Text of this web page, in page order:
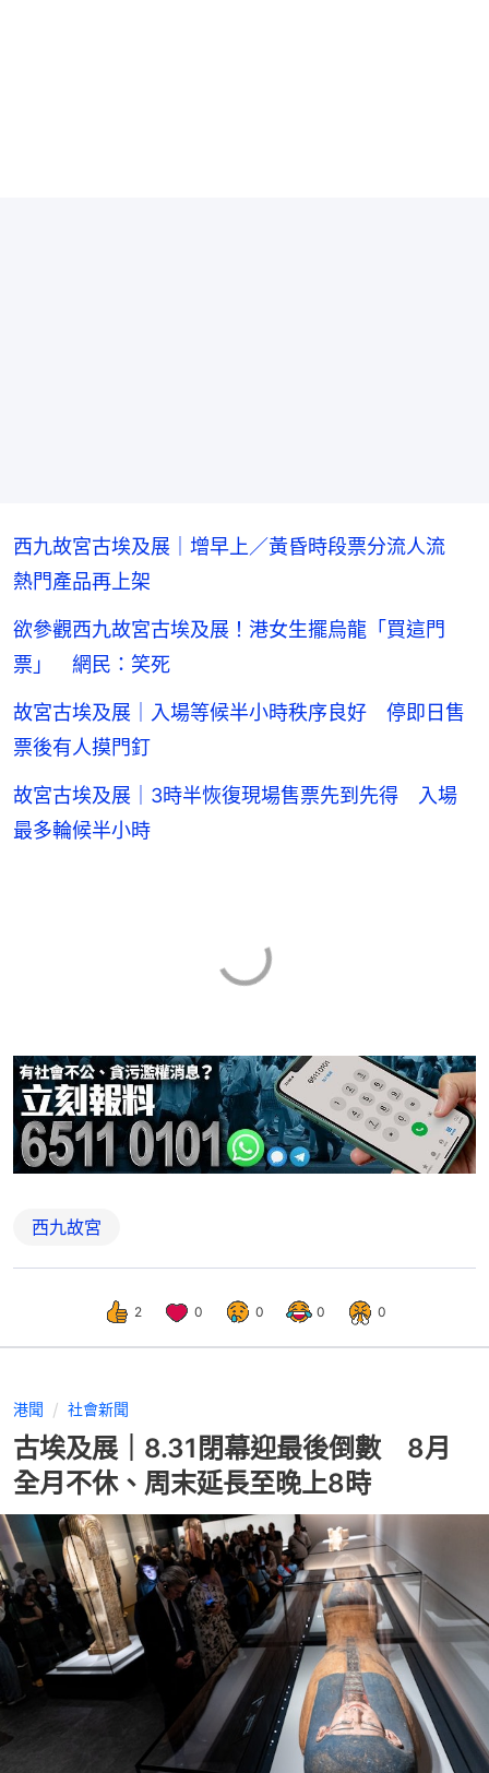
西九故宮古埃及展｜增早上／黃昏時段票分流人流
熱門產品再上架
欲參觀西九故宮古埃及展！港女生擺烏龍「買這門
票」 網民：笑死
故宮古埃及展｜入場等候半小時秩序良好 停即日售
票後有人摸門釘
故宮古埃及展｜3時半恢復現場售票先到先得 入場
最多輪候半小時
西九故宮
2 0 0 0 0
港聞 社會新聞
古埃及展｜8.31閉幕迎最後倒數 8月
全月不休、周末延長至晚上8時